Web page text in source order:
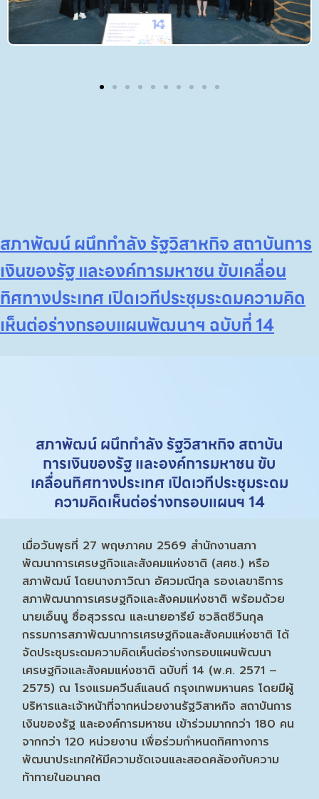
สภาพัฒน์ ผนึกกำลัง รัฐวิสาหกิจ สถาบันการ
เงินของรัฐ และองค์การมหาชน ขับเคลื่อน
ทิศทางประเทศ เปิดเวทีประชุมระดมความคิด
เห็นต่อร่างกรอบแผนพัฒนาฯ ฉบับที่ 14
สภาพัฒน์ ผนึกกำลัง รัฐวิสาหกิจ สถาบัน
การเงินของรัฐ และองค์การมหาชน ขับ
เคลื่อนทิศทางประเทศ เปิดเวทีประชุมระดม
ความคิดเห็นต่อร่างกรอบแผนฯ 14
เมื่อวันพุธที่ 27 พฤษภาคม 2569 สำนักงานสภา
พัฒนาการเศรษฐกิจและสังคมแห่งชาติ (สศช.) หรือ
สภาพัฒน์ โดยนางภาวิณา อัศวมณีกุล รองเลขาธิการ
สภาพัฒนาการเศรษฐกิจและสังคมแห่งชาติ พร้อมด้วย
นายเอ็นนู ซื่อสุวรรณ และนายอารีย์ ชวลิตชีวินกุล
กรรมการสภาพัฒนาการเศรษฐกิจและสังคมแห่งชาติ ได้
จัดประชุมระดมความคิดเห็นต่อร่างกรอบแผนพัฒนา
เศรษฐกิจและสังคมแห่งชาติ ฉบับที่ 14 (พ.ศ. 2571 –
2575) ณ โรงแรมควีนส์แลนด์ กรุงเทพมหานคร โดยมีผู้
บริหารและเจ้าหน้าที่จากหน่วยงานรัฐวิสาหกิจ สถาบันการ
เงินของรัฐ และองค์การมหาชน เข้าร่วมมากกว่า 180 คน
จากกว่า 120 หน่วยงาน เพื่อร่วมกำหนดทิศทางการ
พัฒนาประเทศให้มีความชัดเจนและสอดคล้องกับความ
ท้าทายในอนาคต